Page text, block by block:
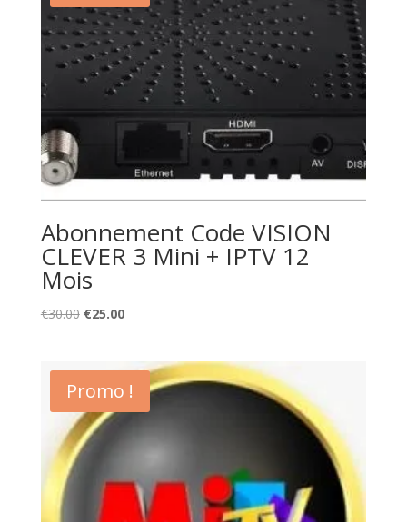
Abonnement Code VISION
CLEVER 3 Mini + IPTV 12
Mois
€30.00 Original
€30.00.
€25.00Current
€25.00.
Promo !